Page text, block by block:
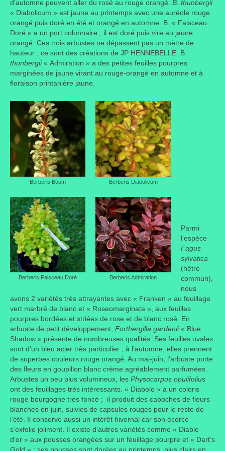
d’automne peuvent aller du rosé au rouge orangé. B. thunbergii
« Diabolicum » est jaune au printemps avec une auréole rouge
orangé puis doré en été et orangé en automne. B. « Faisceau
Doré » a un port colonnaire ; il est doré puis vire au jaune
orangé. Ces trois arbustes ne dépassent pas un mètre de
hauteur ; ce sont des créations de JP HENNEBELLE. B.
thunbergii« Admiration » a des petites feuilles pourpres
marginées de jaune virant au rouge-orangé en automne et à
floraison printanière jaune.
Berberis Boum Berberis Diabolicum
Berberis Faisceau Doré Berberis Admiration
Parmi
l’espèce
Fagus
sylvatica
(hêtre
commun),
nous
avons 2 variétés très attrayantes avec « Franken » au feuillage
vert marbré de blanc et « Roseomarginata », aux feuilles
pourpres bordées et striées de rose et de blanc rosé. En
arbuste de petit développement, Forthergilla gardenii« Blue
Shadow » présente de nombreuses qualités. Ses feuilles ovales
sont d’un bleu acier très particulier ; à l’automne, elles prennent
de superbes couleurs rouge orangé. Au mai-juin, l’arbuste porte
des fleurs en goupillon blanc crème agréablement parfumées.
Arbustes un peu plus volumineux, les Physocarpus opulifolius
ont des feuillages très intéressants. « Diabolo » a un coloris
rouge bourgogne très foncé ; il produit des caboches de fleurs
blanches en juin, suivies de capsules rouges pour le reste de
l’été. Il conserve aussi un intérêt hivernal car son écorce
s’exfolie joliment. Il existe d’autres variétés comme « Diable
d’or » aux pousses orangées sur un feuillage pourpre et « Dart’s